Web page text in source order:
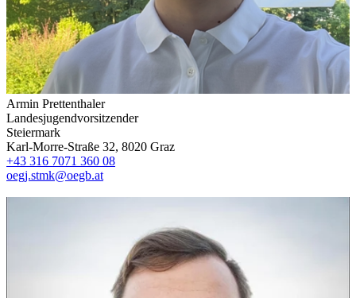
Armin Prettenthaler
Landesjugendvorsitzender
Steiermark
Karl-Morre-Straße 32, 8020 Graz
+43 316 7071 360 08
oegj.stmk@oegb.at